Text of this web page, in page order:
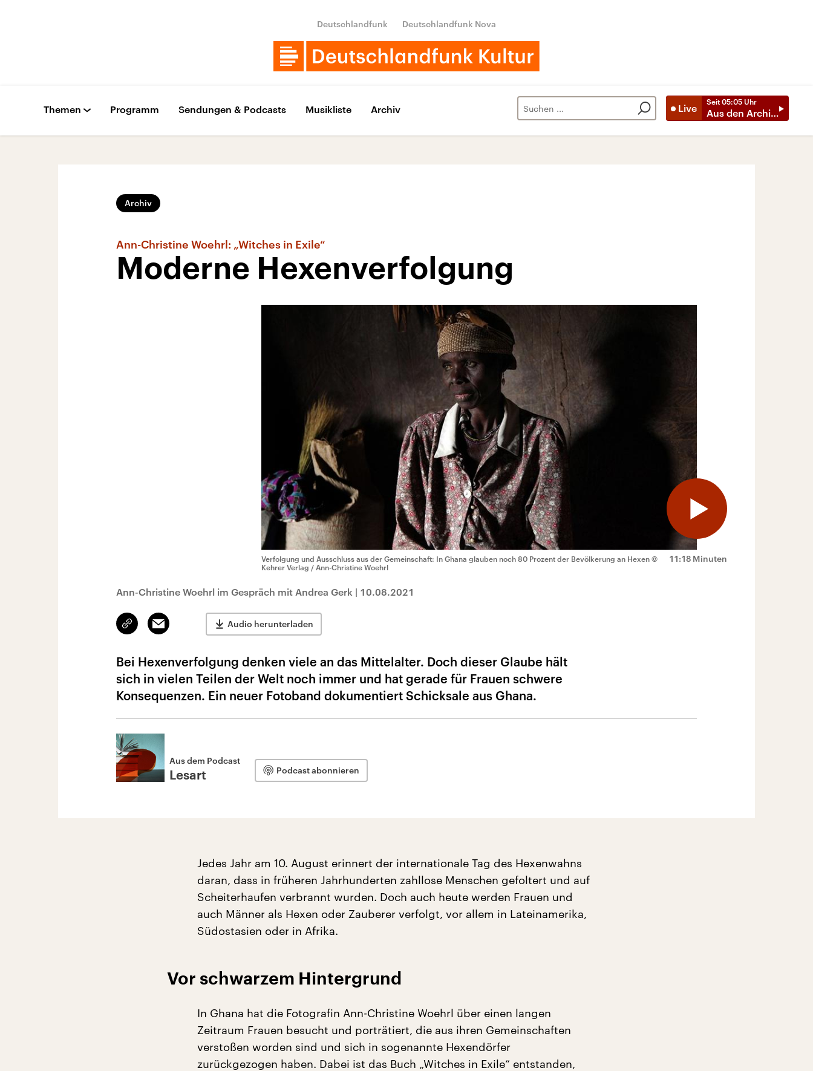
Deutschlandfunk Deutschlandfunk Nova
Live
Seit 05:05 Uhr
Aus den Archiven
Themen Programm Sendungen & Podcasts Musikliste Archiv
Archiv
Ann-Christine Woehrl: „Witches in Exile“
Moderne Hexenverfolgung
11:18 Minuten
Verfolgung und Ausschluss aus der Gemeinschaft: In Ghana glauben noch 80 Prozent der Bevölkerung an Hexen ©
Kehrer Verlag / Ann-Christine Woehrl
Ann-Christine Woehrl im Gespräch mit Andrea Gerk | 10.08.2021
Link
kopieren/teilen
Email Audio herunterladen
Bei Hexenverfolgung denken viele an das Mittelalter. Doch dieser Glaube hält
sich in vielen Teilen der Welt noch immer und hat gerade für Frauen schwere
Konsequenzen. Ein neuer Fotoband dokumentiert Schicksale aus Ghana.
Aus dem Podcast
Lesart Podcast abonnieren
Jedes Jahr am 10. August erinnert der internationale Tag des Hexenwahns
daran, dass in früheren Jahrhunderten zahllose Menschen gefoltert und auf
Scheiterhaufen verbrannt wurden. Doch auch heute werden Frauen und
auch Männer als Hexen oder Zauberer verfolgt, vor allem in Lateinamerika,
Südostasien oder in Afrika.
Vor schwarzem Hintergrund
In Ghana hat die Fotografin Ann-Christine Woehrl über einen langen
Zeitraum Frauen besucht und porträtiert, die aus ihren Gemeinschaften
verstoßen worden sind und sich in sogenannte Hexendörfer
zurückgezogen haben. Dabei ist das Buch „Witches in Exile“ entstanden,